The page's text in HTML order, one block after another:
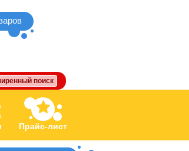
поиск
Прайс-лист